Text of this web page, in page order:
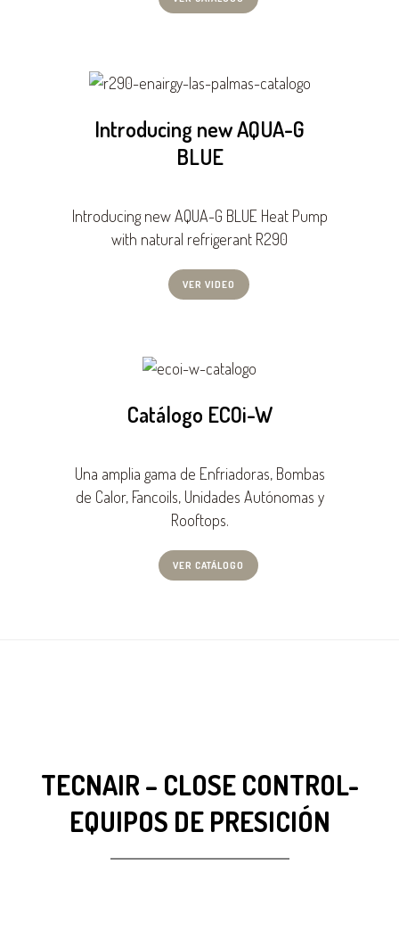
Introducing new AQUA-G
BLUE
Introducing new AQUA-G BLUE Heat Pump
with natural refrigerant R290
VER VIDEO
Catálogo ECOi-W
Una amplia gama de Enfriadoras, Bombas
de Calor, Fancoils, Unidades Autónomas y
Rooftops.
VER CATÁLOGO
TECNAIR – CLOSE CONTROL-
EQUIPOS DE PRESICIÓN